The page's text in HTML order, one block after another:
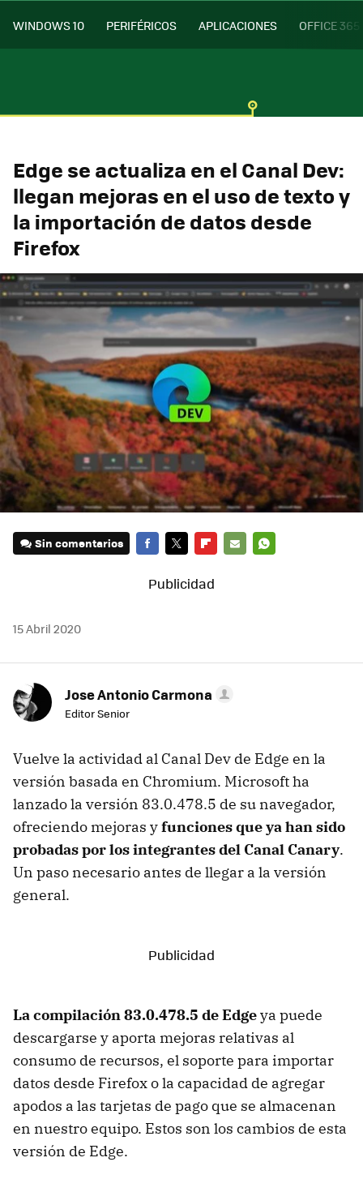
WINDOWS 10 PERIFÉRICOS APLICACIONES OFFICE 365
Edge se actualiza en el Canal Dev:
llegan mejoras en el uso de texto y
la importación de datos desde
Firefox
Sin comentarios
15 Abril 2020
Jose Antonio Carmona
Editor Senior
Vuelve la actividad al Canal Dev de Edge en la
versión basada en Chromium. Microsoft ha
lanzado la versión 83.0.478.5 de su navegador,
ofreciendo mejoras yfunciones que ya han sido
probadas por los integrantes del Canal Canary.
Un paso necesario antes de llegar a la versión
general.
La compilación 83.0.478.5 de Edgeya puede
descargarse y aporta mejoras relativas al
consumo de recursos, el soporte para importar
datos desde Firefox o la capacidad de agregar
apodos a las tarjetas de pago que se almacenan
en nuestro equipo. Estos son los cambios de esta
versión de Edge.